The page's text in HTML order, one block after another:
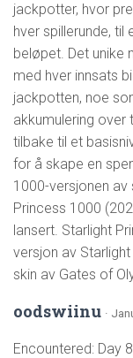
jackpotter, hvor
hver spillerunde, til
beløpet. Det unike
med hver innsats
jackpotten, noe
akkumulering over
tilbake til et
for å skape en
1000-versjonen
Princess 1000
lansert. Starlight
versjon av
skin av Gates of
oodswiinu ·
Encountered: Day